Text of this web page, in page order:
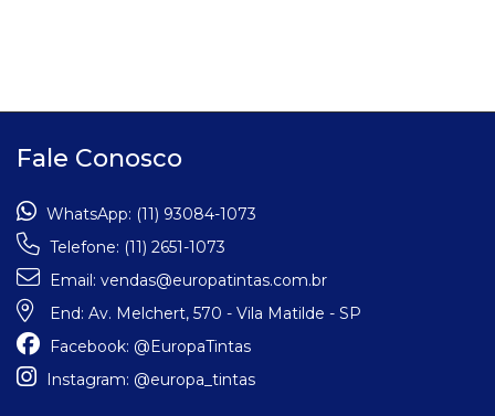
Fale Conosco
WhatsApp: (11) 93084-1073
Telefone: (11) 2651-1073
Email: vendas@europatintas.com.br
End: Av. Melchert, 570 - Vila Matilde - SP
Facebook: @EuropaTintas
Instagram: @europa_tintas